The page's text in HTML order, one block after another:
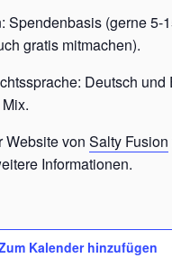
Spendenbasis (gerne 5-
gratis mitmachen).
Deutsch und
Website vonSalty Fusion
Informationen.
Kalender hinzufügen